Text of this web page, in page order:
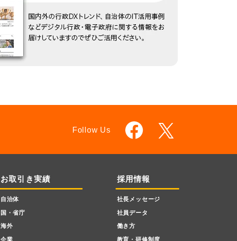
お取引き実績
自治体
国・省庁
海外
企業
採用情報
社長メッセージ
社員データ
働き方
教育・研修制度
Follow Us